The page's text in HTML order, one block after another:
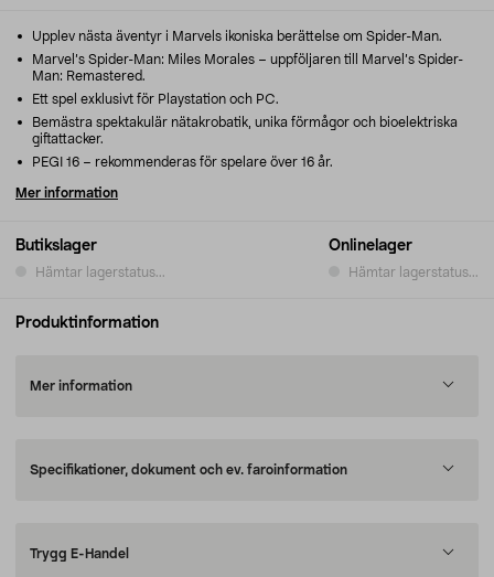
Butikslager
Hämtar lagerstatus...
Onlinelager
Hämtar lagerstatus...
Upplev nästa äventyr i Marvels ikoniska berättelse om Spider-Man.
Marvel’s Spider-Man: Miles Morales – uppföljaren till Marvel’s Spider-
Man: Remastered.
Ett spel exklusivt för Playstation och PC.
Bemästra spektakulär nätakrobatik, unika förmågor och bioelektriska
giftattacker.
PEGI 16 – rekommenderas för spelare över 16 år.
Mer information
Produktinformation
Mer information
Specifikationer, dokument och ev. faroinformation
Trygg E-Handel